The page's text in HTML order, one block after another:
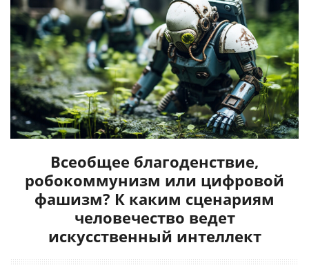
Всеобщее благоденствие,
робокоммунизм или цифровой
фашизм? К каким сценариям
человечество ведет
искусственный интеллект